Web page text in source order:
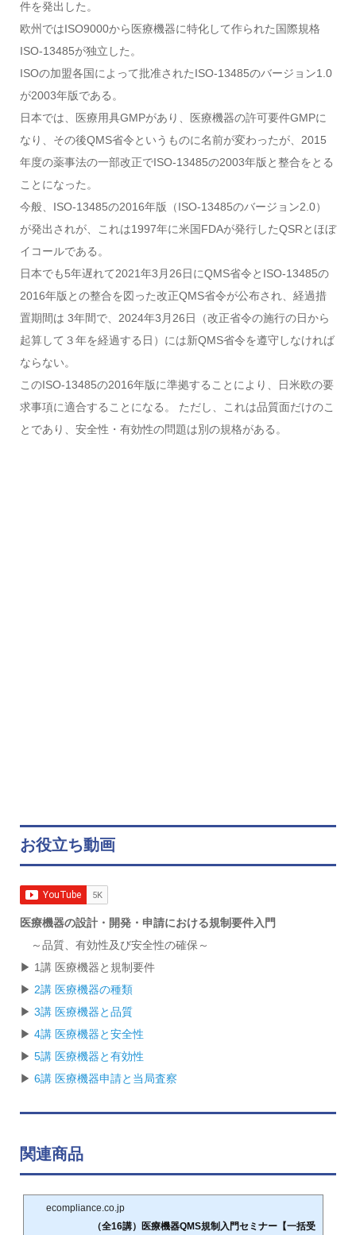
件を発出した。
欧州ではISO9000から医療機器に特化して作られた国際規格
ISO-13485が独立した。
ISOの加盟各国によって批准されたISO-13485のバージョン1.0
が2003年版である。
日本では、医療用具GMPがあり、医療機器の許可要件GMPに
なり、その後QMS省令というものに名前が変わったが、2015
年度の薬事法の一部改正でISO-13485の2003年版と整合をとる
ことになった。
今般、ISO-13485の2016年版（ISO-13485のバージョン2.0）
が発出されが、これは1997年に米国FDAが発行したQSRとほぼ
イコールである。
日本でも5年遅れて2021年3月26日にQMS省令とISO-13485の
2016年版との整合を図った改正QMS省令が公布され、経過措
置期間は 3年間で、2024年3月26日（改正省令の施行の日から
起算して３年を経過する日）には新QMS省令を遵守しなければ
ならない。
このISO-13485の2016年版に準拠することにより、日米欧の要
求事項に適合することになる。 ただし、これは品質面だけのこ
とであり、安全性・有効性の問題は別の規格がある。
お役立ち動画
医療機器の設計・開発・申請における規制要件入門
～品質、有効性及び安全性の確保～
▶ 1講 医療機器と規制要件
▶ 2講 医療機器の種類
▶ 3講 医療機器と品質
▶ 4講 医療機器と安全性
▶ 5講 医療機器と有効性
▶ 6講 医療機器申請と当局査察
関連商品
ecompliance.co.jp
（全16講）医療機器QMS規制入門セミナー【一括受